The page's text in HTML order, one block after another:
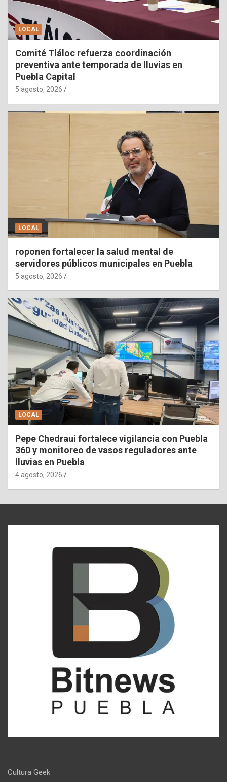
LOCAL
Comité Tláloc refuerza coordinación
preventiva ante temporada de lluvias en
Puebla Capital
5 agosto, 2026
LOCAL
roponen fortalecer la salud mental de
servidores públicos municipales en Puebla
5 agosto, 2026
LOCAL
Pepe Chedraui fortalece vigilancia con Puebla
360 y monitoreo de vasos reguladores ante
lluvias en Puebla
4 agosto, 2026
Cultura Geek